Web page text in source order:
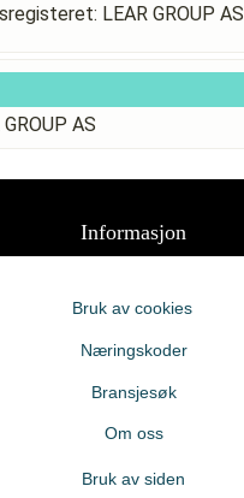
LEAR GROUP AS
AS
Informasjon
Bruk av cookies
Næringskoder
Bransjesøk
Om oss
Bruk av siden